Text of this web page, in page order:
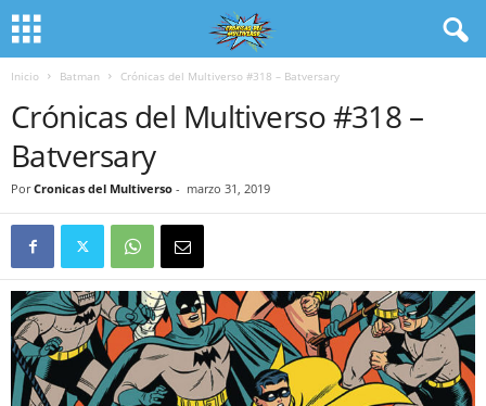
Inicio Batman Crónicas del Multiverso #318 – Batversary
Crónicas del Multiverso #318 –
Batversary
Por Cronicas del Multiverso - marzo 31, 2019